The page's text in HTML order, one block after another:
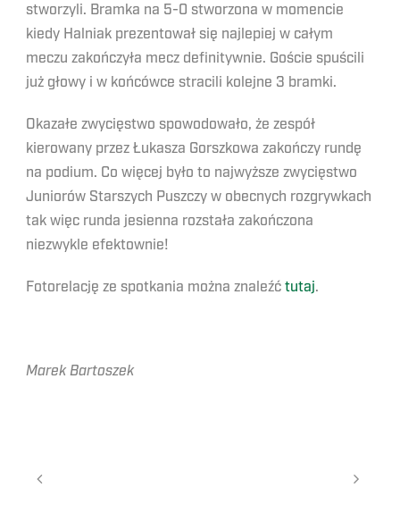
stworzyli. Bramka na 5-0 stworzona w momencie
kiedy Halniak prezentował się najlepiej w całym
meczu zakończyła mecz definitywnie. Goście spuścili
już głowy i w końcówce stracili kolejne 3 bramki.
Okazałe zwycięstwo spowodowało, że zespół
kierowany przez Łukasza Gorszkowa zakończy rundę
na podium. Co więcej było to najwyższe zwycięstwo
Juniorów Starszych Puszczy w obecnych rozgrywkach
tak więc runda jesienna rozstała zakończona
niezwykle efektownie!
Fotorelację ze spotkania można znaleźć tutaj.
Marek Bartoszek